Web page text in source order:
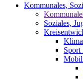
Kommunales,
Soziales,
Sport